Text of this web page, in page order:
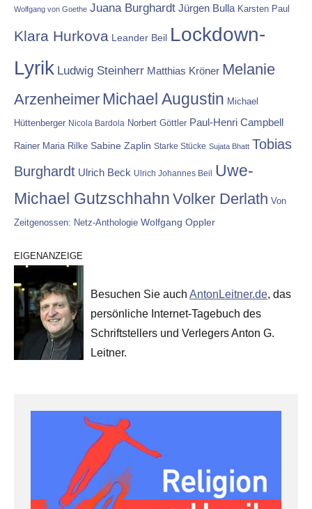
Wolfgang von Goethe Juana Burghardt Jürgen Bulla Karsten Paul
Klara Hurkova Leander Beil Lockdown-
Lyrik Ludwig Steinherr Matthias Kröner Melanie
Arzenheimer Michael Augustin Michael
Hüttenberger Nicola Bardola Norbert Göttler Paul-Henri Campbell
Rainer Maria Rilke Sabine Zaplin Starke Stücke Sujata Bhatt Tobias
Burghardt Ulrich Beck Ulrich Johannes Beil Uwe-
Michael Gutzschhahn Volker Derlath Von
Zeitgenossen: Netz-Anthologie Wolfgang Oppler
EIGENANZEIGE
Besuchen Sie auch AntonLeitner.de, das
persönliche Internet-Tagebuch des
Schriftstellers und Verlegers Anton G.
Leitner.